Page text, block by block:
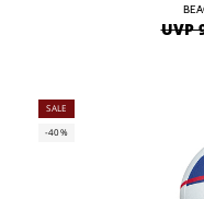
UVP
SALE
-40%